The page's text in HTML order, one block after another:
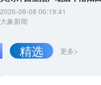
2026-08-08 06:19:41
大象新闻
更多>
精选